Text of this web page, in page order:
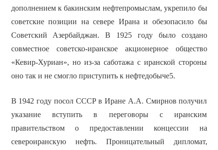
дополнением к бакинским нефтепромыслам, укрепило бы
советские позиции на севере Ирана и обезопасило бы
Советский Азербайджан. В 1925 году было создано
совместное советско-иранское акционерное общество
«Кевир-Хуриан», но из-за саботажа с иранской стороны
оно так и не смогло приступить к нефтедобыче5.
В 1942 году посол СССР в Иране А.А. Смирнов получил
указание вступить в переговоры с иранским
правительством о предоставлении концессии на
североиранскую нефть. Проницательный дипломат,